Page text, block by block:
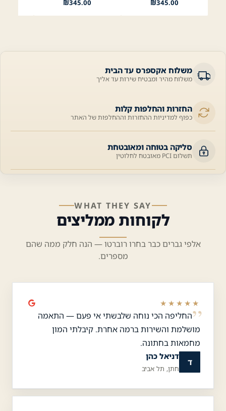
₪345.00
₪345.00
משלוח אקספרס עד הבית
משלוח מהיר ומבטיח שירות עד אליך
החזרות והחלפות קלות
כפוף למדיניות ההחזרות וההחלפות של האתר
סליקה בטוחה ומאובטחת
תשלום PCI מאובטח לחלוטין
WHAT THEY SAY
לקוחות ממליצים
אלפי גברים כבר בחרו רוברטו — הנה חלק ממה שהם
מספרים.
★★★★★
החליפה הכי נוחה שלבשתי אי פעם — התאמה
מושלמת והשירות ברמה אחרת. קיבלתי המון
מחמאות בחתונה.
ד
דניאל כהן
חתן, תל אביב